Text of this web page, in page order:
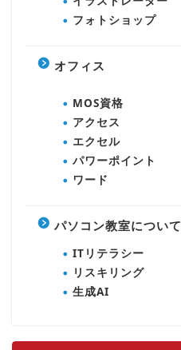
フォトショップ
オフィス
MOS資格
アクセス
エクセル
パワーポイント
ワード
パソコン教室について
ITリテラシー
リスキリング
生成AI